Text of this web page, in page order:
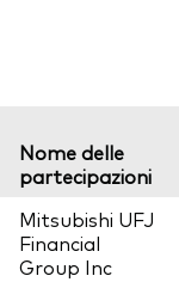
Nome delle
partecipazioni
Mitsubishi UFJ
Financial
Group Inc